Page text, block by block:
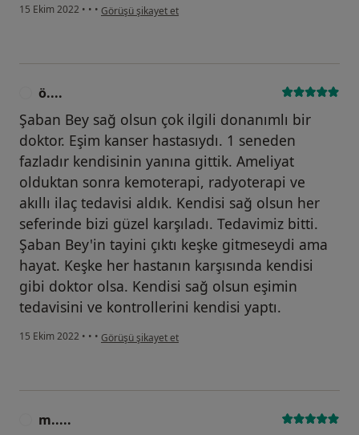
15 Ekim 2022 • • • kullanıcının görüşüne göre a.....
Görüşü şikayet et
ö....
Şaban Bey sağ olsun çok ilgili donanımlı bir
doktor. Eşim kanser hastasıydı. 1 seneden
fazladır kendisinin yanına gittik. Ameliyat
olduktan sonra kemoterapi, radyoterapi ve
akıllı ilaç tedavisi aldık. Kendisi sağ olsun her
seferinde bizi güzel karşıladı. Tedavimiz bitti.
Şaban Bey'in tayini çıktı keşke gitmeseydi ama
hayat. Keşke her hastanın karşısında kendisi
gibi doktor olsa. Kendisi sağ olsun eşimin
tedavisini ve kontrollerini kendisi yaptı.
15 Ekim 2022 • • • kullanıcının görüşüne göre ö....
Görüşü şikayet et
m.....